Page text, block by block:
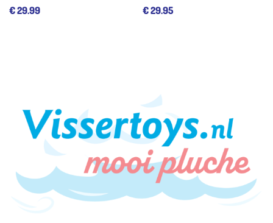
€29.99 €29.95